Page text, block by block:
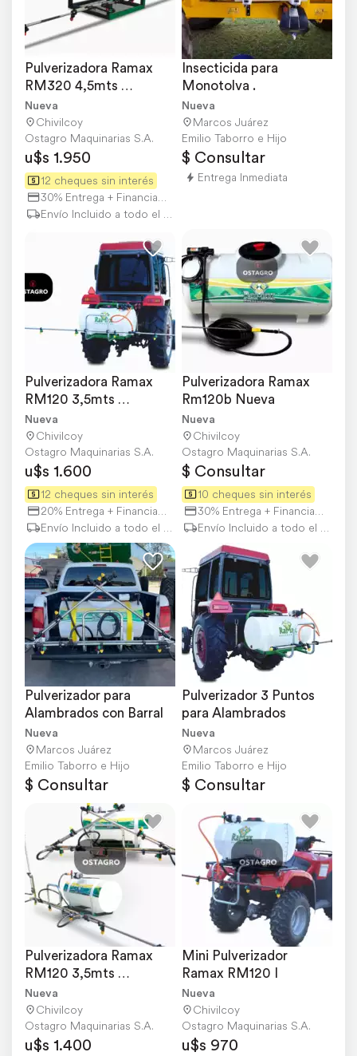
Pulverizadora Ramax
RM320 4,5mts
Rebatible
Nueva
Chivilcoy
Ostagro Maquinarias S.A.
u$s 1.950
12 cheques sin interés
30% Entrega + Financiación
Envío Incluido a todo el país
Insecticida para
Monotolva .
Nueva
Marcos Juárez
Emilio Taborro e Hijo
$ Consultar
Entrega Inmediata
Pulverizadora Ramax
RM120 3,5mts
Rebatible - 3 Puntos
Nueva
Chivilcoy
Ostagro Maquinarias S.A.
u$s 1.600
12 cheques sin interés
20% Entrega + Financiación
Envío Incluido a todo el país
Pulverizadora Ramax
Rm120b Nueva
Nueva
Chivilcoy
Ostagro Maquinarias S.A.
$ Consultar
10 cheques sin interés
30% Entrega + Financiación
Envío Incluido a todo el país
Pulverizador para
Alambrados con Barral
Nueva
Marcos Juárez
Emilio Taborro e Hijo
$ Consultar
Pulverizador 3 Puntos
para Alambrados
Nueva
Marcos Juárez
Emilio Taborro e Hijo
$ Consultar
Pulverizadora Ramax
RM120 3,5mts
Rebatible
Nueva
Chivilcoy
Ostagro Maquinarias S.A.
u$s 1.400
Mini Pulverizador
Ramax RM120 I
Nueva
Chivilcoy
Ostagro Maquinarias S.A.
u$s 970